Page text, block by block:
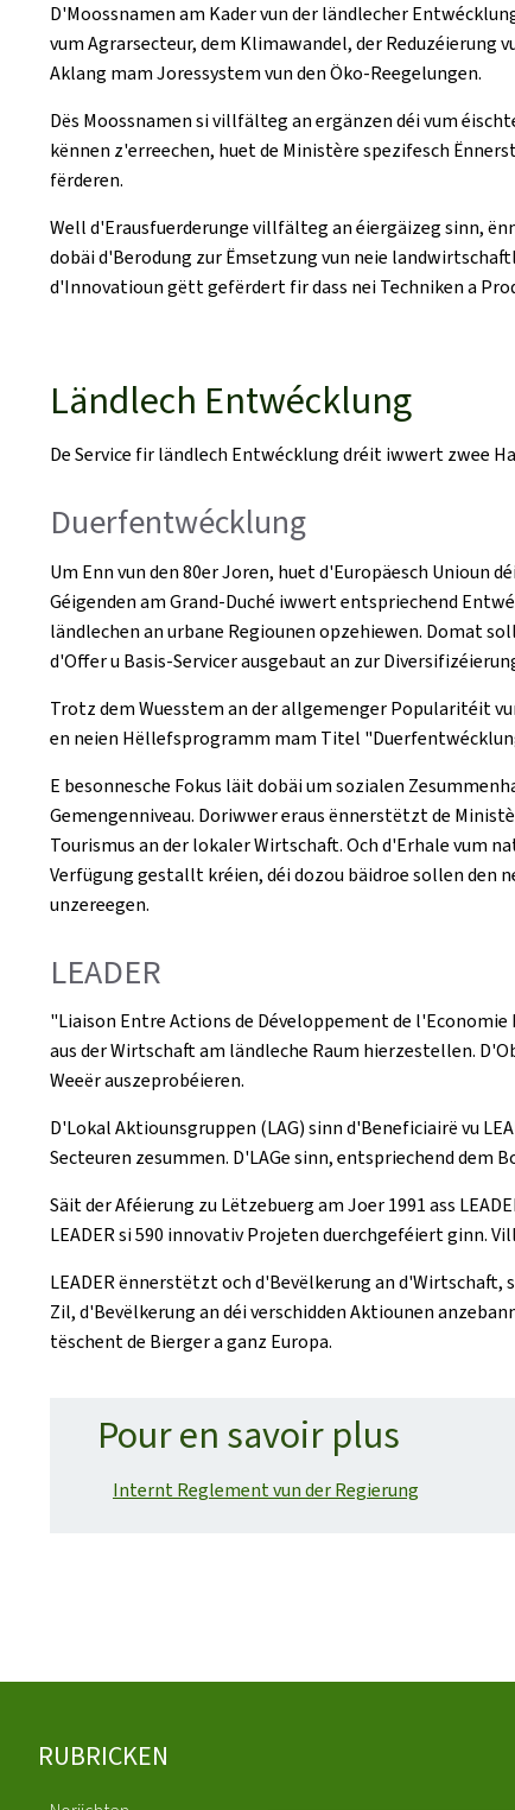
D'Moossnamen am Kader vun der ländlecher
vum Agrarsecteur, dem Klimawandel, der Reduzéierung
Aklang mam Joressystem vun den Öko-Reegelungen.
Dës Moossnamen si villfälteg an ergänzen déi vum
kënnen z'erreechen, huet de Ministère spezifesch
fërderen.
Well d'Erausfuerderunge villfälteg an éiergäizeg sinn,
dobäi d'Berodung zur Ëmsetzung vun neie
d'Innovatioun gëtt gefërdert fir dass nei Techniken a
Ländlech Entwécklung
De Service fir ländlech Entwécklung dréit iwwert zwee
Duerfentwécklung
Um Enn vun den 80er Joren, huet d'Europäesch
Géigenden am Grand-Duché iwwert entspriechend
ländlechen an urbane Regiounen opzehiewen. Domat
d'Offer u Basis-Servicer ausgebaut an zur
Trotz dem Wuesstem an der allgemenger Popularitéit
en neien Hëllefsprogramm mam Titel
E besonnesche Fokus läit dobäi um sozialen
Gemengenniveau. Doriwwer eraus ënnerstëtzt de
Tourismus an der lokaler Wirtschaft. Och d'Erhale vum
Verfügung gestallt kréien, déi dozou bäidroe sollen den
unzereegen.
LEADER
"Liaison Entre Actions de Développement de
aus der Wirtschaft am ländleche Raum hierzestellen.
Weeër auszeprobéieren.
D'Lokal Aktiounsgruppen (LAG) sinn d'Beneficiairë vu
Secteuren zesummen. D'LAGe sinn, entspriechend
Säit der Aféierung zu Lëtzebuerg am Joer 1991 ass
LEADER si 590 innovativ Projeten duerchgeféiert ginn.
LEADER ënnerstëtzt och d'Bevëlkerung an
Zil, d'Bevëlkerung an déi verschidden Aktiounen
tëschent de Bierger a ganz Europa.
Pour en savoir plus
Internt Reglement vun der Regierung
Fousszeil
RUBRICKEN